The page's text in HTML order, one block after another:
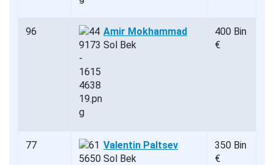
96
Amir Mokhammad
Sol Bek
400 Bin
€
77
Valentin Paltsev
Sol Bek
350 Bin
€